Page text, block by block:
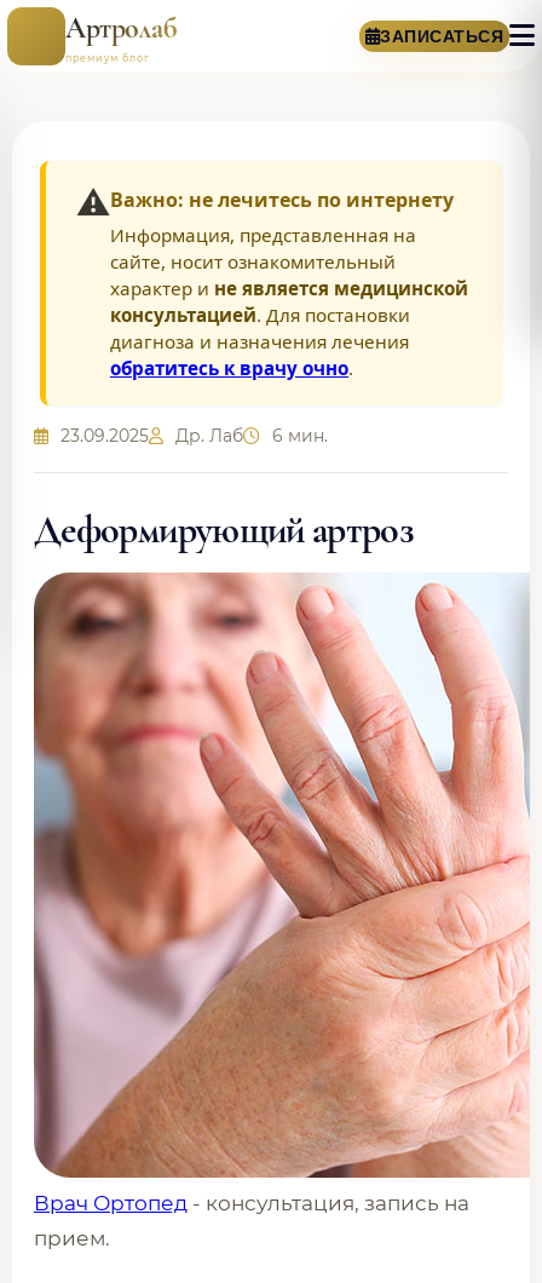
Артролаб
премиум блог
ЗАПИСАТЬСЯ
⚠️Важно: не лечитесь по интернету
Информация, представленная на
сайте, носит ознакомительный
характер и не является медицинской
консультацией. Для постановки
диагноза и назначения лечения
обратитесь к врачу очно.
23.09.2025 Др. Лаб 6 мин.
Деформирующий артроз
Врач Ортопед - консультация, запись на
прием.